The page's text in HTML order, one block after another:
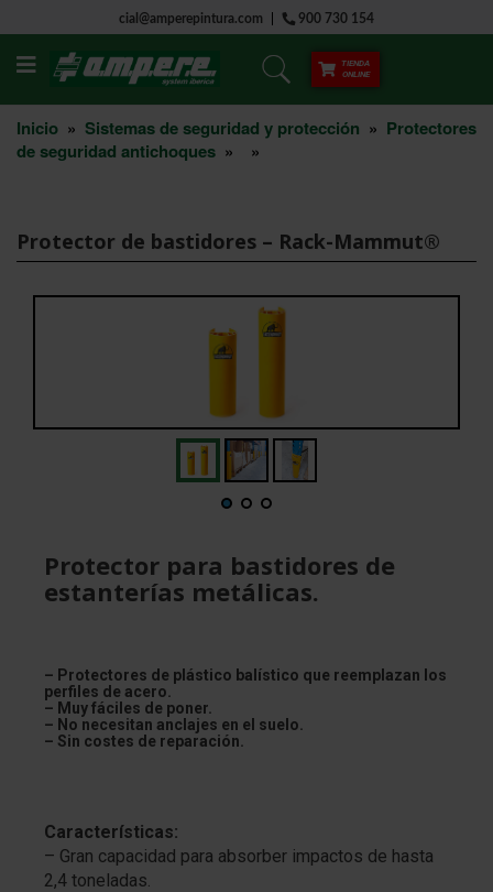
cial@amperepintura.com 900 730 154
TIENDA
ONLINE
Inicio » Sistemas de seguridad y protección » Protectores
de seguridad antichoques » »
Protector de bastidores – Rack-Mammut®
Protector para bastidores de
estanterías metálicas.
– Protectores de plástico balístico que reemplazan los
perfiles de acero.
– Muy fáciles de poner.
– No necesitan anclajes en el suelo.
– Sin costes de reparación.
Características:
– Gran capacidad para absorber impactos de hasta
2,4 toneladas.